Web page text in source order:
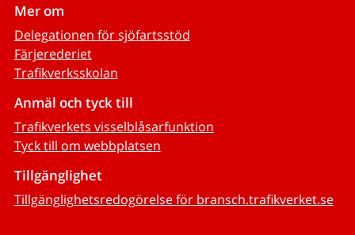
Mer om
Delegationen för sjöfartsstöd
Färjerederiet
Trafikverksskolan
Anmäl och tyck till
Trafikverkets visselblåsarfunktion
Tyck till om webbplatsen
Tillgänglighet
Tillgänglighetsredogörelse för bransch.trafikverket.se